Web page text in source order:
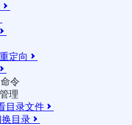


定向 

令
理
目录文件 
换目录 